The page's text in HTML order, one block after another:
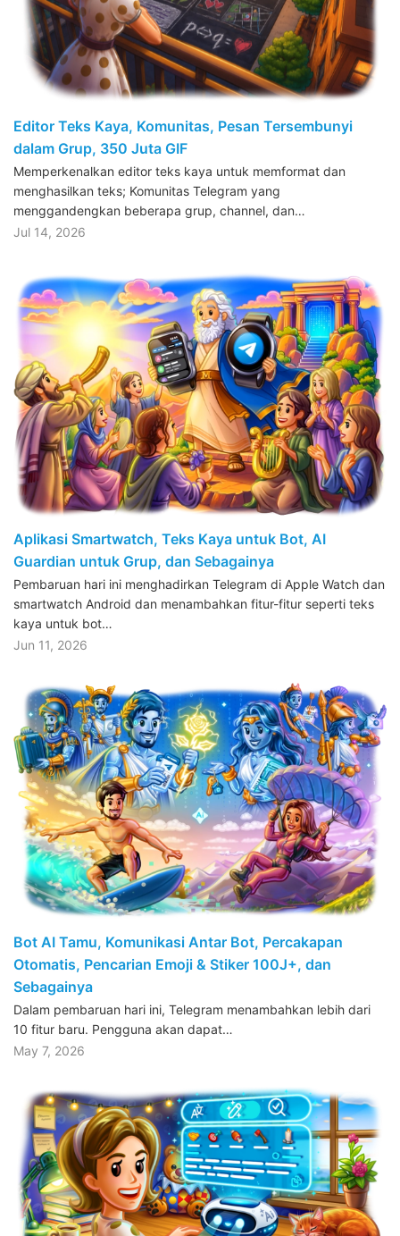
Editor Teks Kaya, Komunitas, Pesan Tersembunyi
dalam Grup, 350 Juta GIF
Memperkenalkan editor teks kaya untuk memformat dan
menghasilkan teks; Komunitas Telegram yang
menggandengkan beberapa grup, channel, dan…
Jul 14, 2026
Aplikasi Smartwatch, Teks Kaya untuk Bot, AI
Guardian untuk Grup, dan Sebagainya
Pembaruan hari ini menghadirkan Telegram di Apple Watch dan
smartwatch Android dan menambahkan fitur-fitur seperti teks
kaya untuk bot…
Jun 11, 2026
Bot AI Tamu, Komunikasi Antar Bot, Percakapan
Otomatis, Pencarian Emoji & Stiker 100J+, dan
Sebagainya
Dalam pembaruan hari ini, Telegram menambahkan lebih dari
10 fitur baru. Pengguna akan dapat…
May 7, 2026